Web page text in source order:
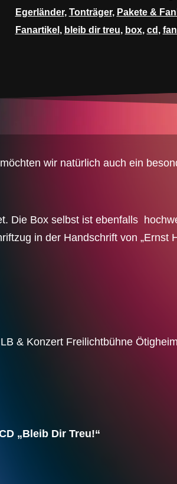
Egerländer, Tonträger, Pakete &
Fanartikel , bleib dir treu, box, cd ,
wir natürlich auch ein
Die Box selbst ist ebenfalls
in der Handschrift von „Ernst
& Konzert Freilichtbühne
„Bleib Dir Treu!“